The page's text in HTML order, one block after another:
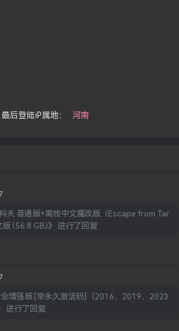
最后登陆iP属地： 河南
科夫 普通版+离线中文魔改版（Escape from Tar
版 (56.8 GB)》进行了回复
业增强版 [带永久激活码]（2016、2019、2023
进行了回复